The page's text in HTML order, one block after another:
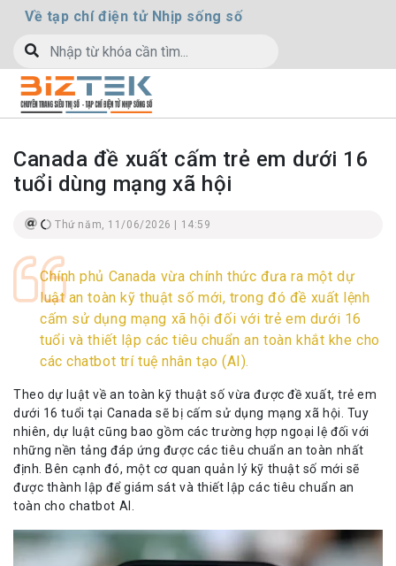
Về tạp chí điện tử Nhịp sống số
Canada đề xuất cấm trẻ em dưới 16
tuổi dùng mạng xã hội
Thứ năm, 11/06/2026 | 14:59
Chính phủ Canada vừa chính thức đưa ra một dự
luật an toàn kỹ thuật số mới, trong đó đề xuất lệnh
cấm sử dụng mạng xã hội đối với trẻ em dưới 16
tuổi và thiết lập các tiêu chuẩn an toàn khắt khe cho
các chatbot trí tuệ nhân tạo (AI).
Theo dự luật về an toàn kỹ thuật số vừa được đề xuất, trẻ em
dưới 16 tuổi tại Canada sẽ bị cấm sử dụng mạng xã hội. Tuy
nhiên, dự luật cũng bao gồm các trường hợp ngoại lệ đối với
những nền tảng đáp ứng được các tiêu chuẩn an toàn nhất
định. Bên cạnh đó, một cơ quan quản lý kỹ thuật số mới sẽ
được thành lập để giám sát và thiết lập các tiêu chuẩn an
toàn cho chatbot AI.